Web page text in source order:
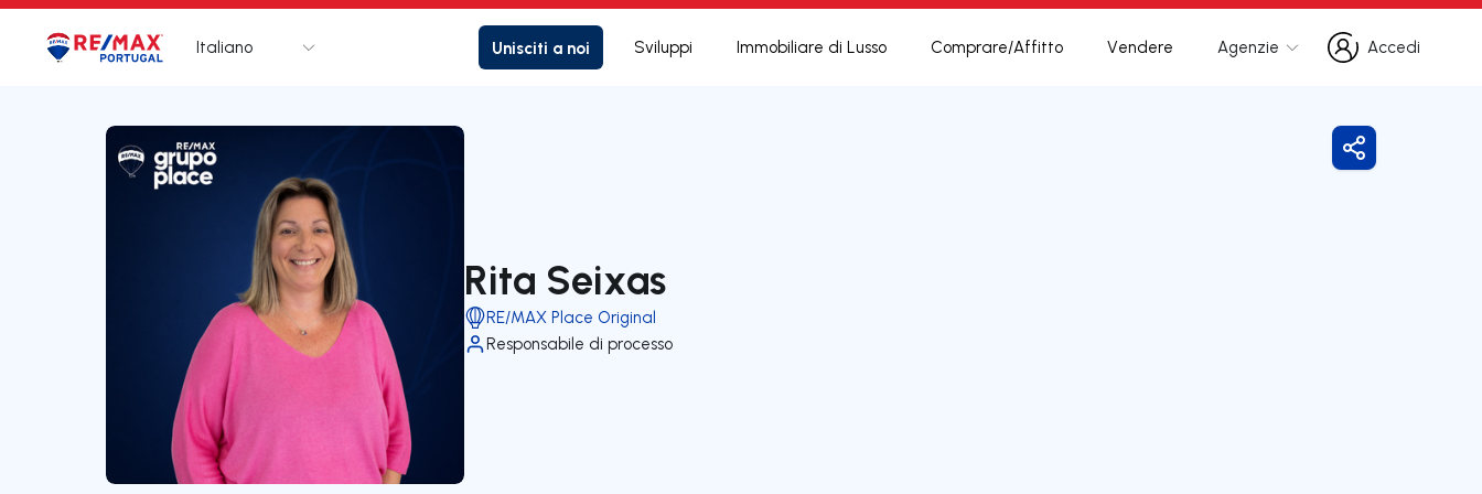
Logo Vai alla homepage
Italiano Unisciti a noi Sviluppi Immobiliare di Lusso Comprare/Affitto Vendere Agenzie
Accedi
Accedi
Rita Seixas
RE/MAX Place Original
Responsabile di processo
Condividi